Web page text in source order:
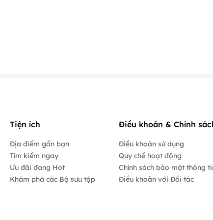
Tiện ích
Địa điểm gần bạn
Tìm kiếm ngay
Ưu đãi đang Hot
Khám phá các Bộ sưu tập
Điều khoản & Chính
Điều khoản sử dụng
Quy chế hoạt động
Chính sách bảo mật thông
Điều khoản với Đối tác